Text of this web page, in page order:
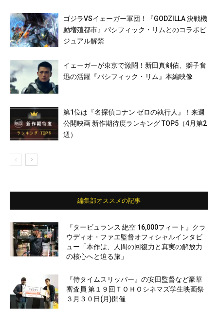
ゴジラVSイェーガー軍団！『GODZILLA 決戦機
動増殖都市』パシフィック・リムとのコラボビ
ジュアル解禁
イェーガーが東京で激闘！新田真剣佑、獅子奮
迅の活躍『パシフィック・リム』本編映像
第1位は『名探偵コナン ゼロの執行人』！来週
公開映画 新作期待度ランキング TOP5（4月第2
週）
編集部オススメの記事
『タービュランス 絶空 16,000フィート』クラ
ウディオ・ファエ監督オフィシャルインタビ
ュー「本作は、人間の回復力と真実の解放力
の核心へと迫る旅」
『侍タイムスリッパー』の安田監督など豪華
審査員 第１９回ＴＯＨＯシネマズ学生映画祭
３月３０日(月)開催